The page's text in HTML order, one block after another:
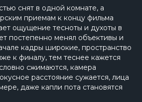
снят в одной комнате, а
приемам к концу фильма
ощущение тесноты и духоты в
постепенно менял объективы и
кадры широкие, пространство
к финалу, тем теснее кажется
сжимаются, камера
расстояние сужается, лица
даже капли пота становятся